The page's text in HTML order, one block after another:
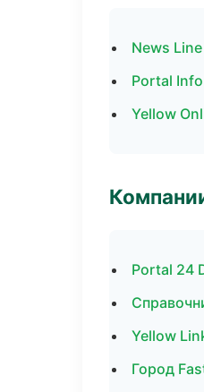
News
Portal
Yellow
Portal 24
Yellow
Город